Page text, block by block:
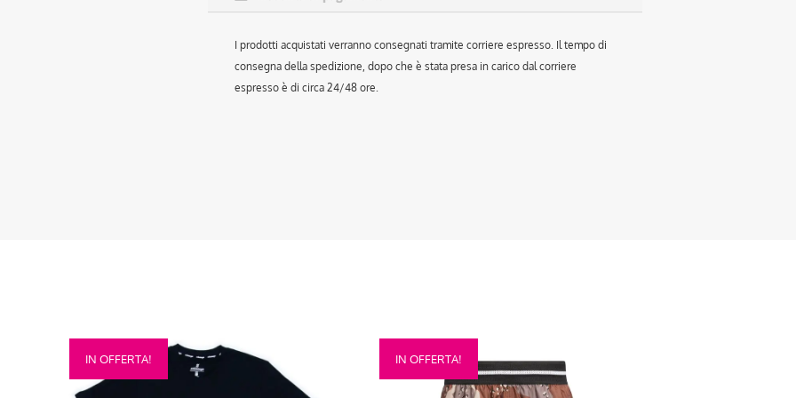
I prodotti acquistati verranno consegnati tramite corriere espresso. Il tempo di
consegna della spedizione, dopo che è stata presa in carico dal corriere
espresso è di circa 24/48 ore.
IN OFFERTA!
Questo
prodotto
IN OFFERTA!
Questo
prodotto